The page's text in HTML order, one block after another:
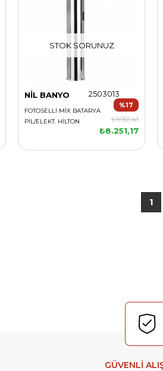
STOK SORUNUZ
NİL BANYO
FOTOSELLİ MİX BATARYA
PİL/ELEKT. HİLTON
2503013
₺8.251,17
₺9.901,41
%17
1
GÜVENLİ